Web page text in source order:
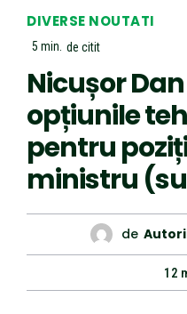
DIVERSE NOUTATI
5 min. de citit
Nicușor
opțiunile
pentru
ministru
de
12